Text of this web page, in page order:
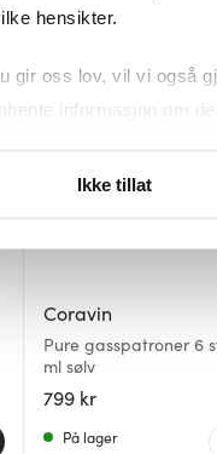
hensikter.
gir oss lov, vil vi også
informasjon om
hele tiden endre eller
medier, annonsering
som de har samlet
Ikke tillat
Coravin
Pure gasspatroner 6
ml sølv
799 kr
På lager